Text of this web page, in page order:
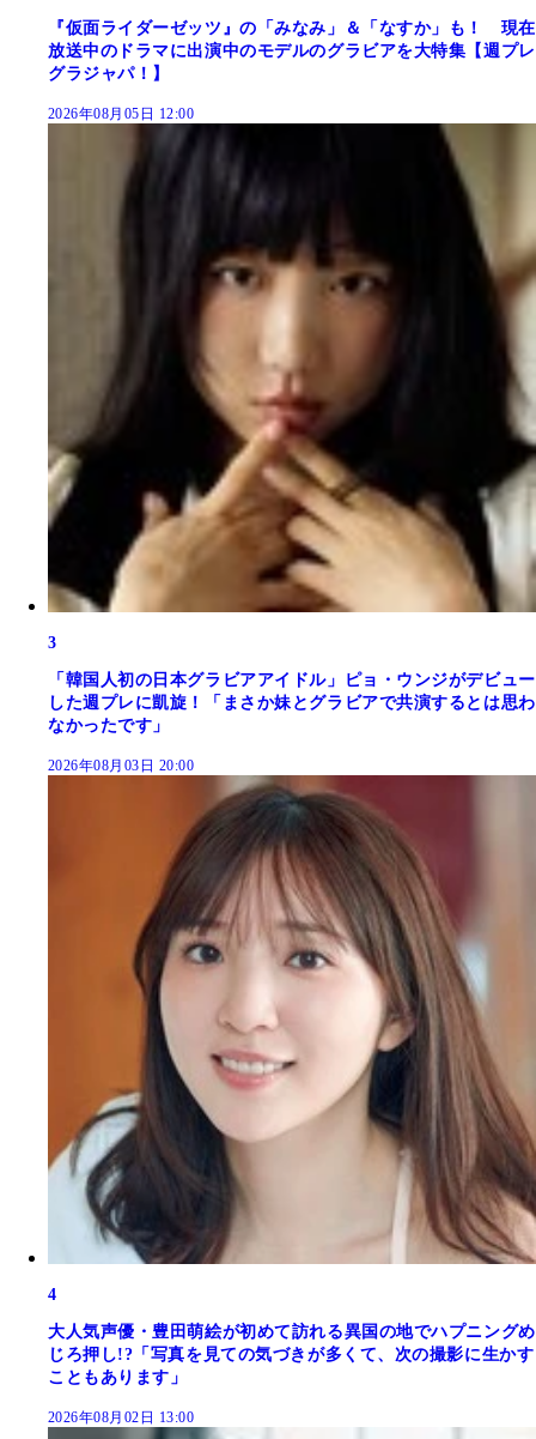
『仮面ライダーゼッツ』の「みなみ」＆「なすか」も！ 現在
放送中のドラマに出演中のモデルのグラビアを大特集【週プレ
グラジャパ！】
2026年08月05日 12:00
3
「韓国人初の日本グラビアアイドル」ピョ・ウンジがデビュー
した週プレに凱旋！「まさか妹とグラビアで共演するとは思わ
なかったです」
2026年08月03日 20:00
4
大人気声優・豊田萌絵が初めて訪れる異国の地でハプニングめ
じろ押し!?「写真を見ての気づきが多くて、次の撮影に生かす
こともあります」
2026年08月02日 13:00